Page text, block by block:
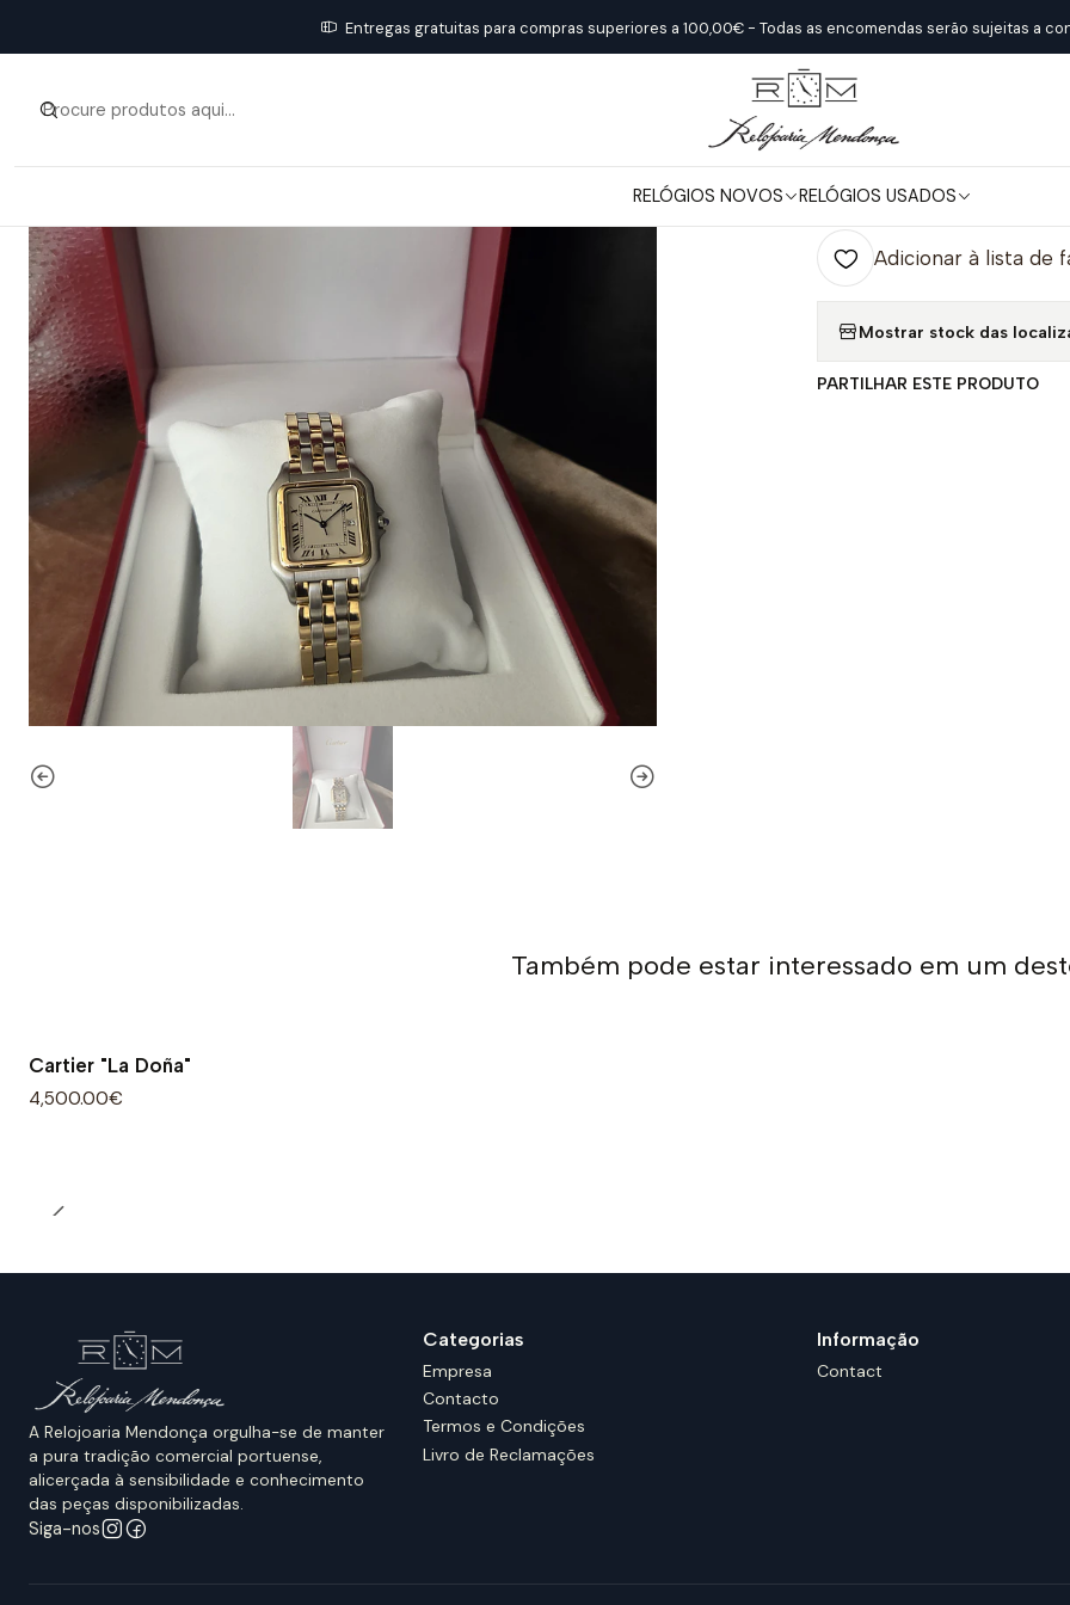
RELÓGIOS NOVOS RELÓGIOS USADOS
Entregas gratuitas para compras superiores a 100,00€ - Todas as encomendas serão sujeitas a
Início Relógios Usados Pulso Cartier "Panthere"
|
Cartier
Quantidade
Adicionar à lista de
Mostrar stock das
PARTILHAR ESTE PRODUTO
Também pode estar interessado em um
Cartier "La Doña"
4,500.00€
A Relojoaria Mendonça orgulha-se de manter
a pura tradição comercial portuense,
alicerçada à sensibilidade e conhecimento
das peças disponibilizadas.
Siga-nos
Categorias
Empresa
Contacto
Termos e Condições
Livro de Reclamações
Informação
Contact